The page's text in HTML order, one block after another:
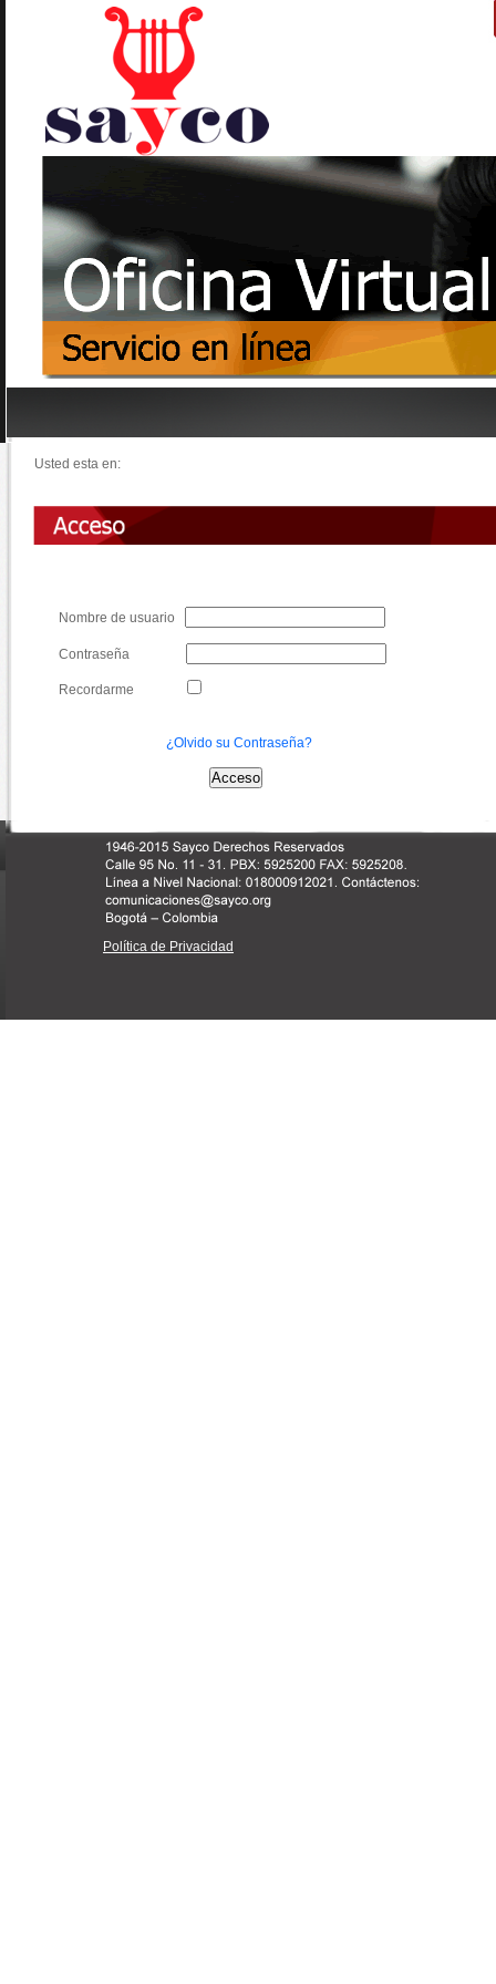
Usted esta en:
Nombre de usuario
Contraseña
Recordarme
¿Olvido su Contraseña?
Política de Privacidad